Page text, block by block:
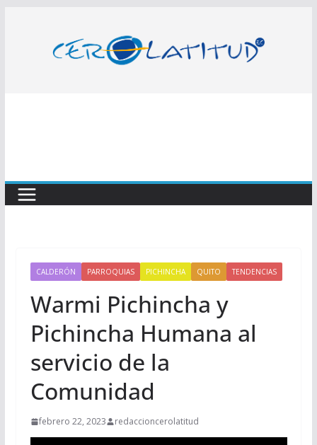
contenido
CALDERÓN PARROQUIAS PICHINCHA QUITO TENDENCIAS
Warmi Pichincha y
Pichincha Humana al
servicio de la
Comunidad
febrero 22, 2023 redaccioncerolatitud